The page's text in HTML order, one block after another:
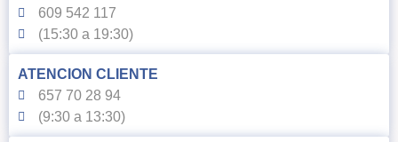
609 542 117
(15:30 a 19:30)
ATENCION CLIENTE
657 70 28 94
(9:30 a 13:30)